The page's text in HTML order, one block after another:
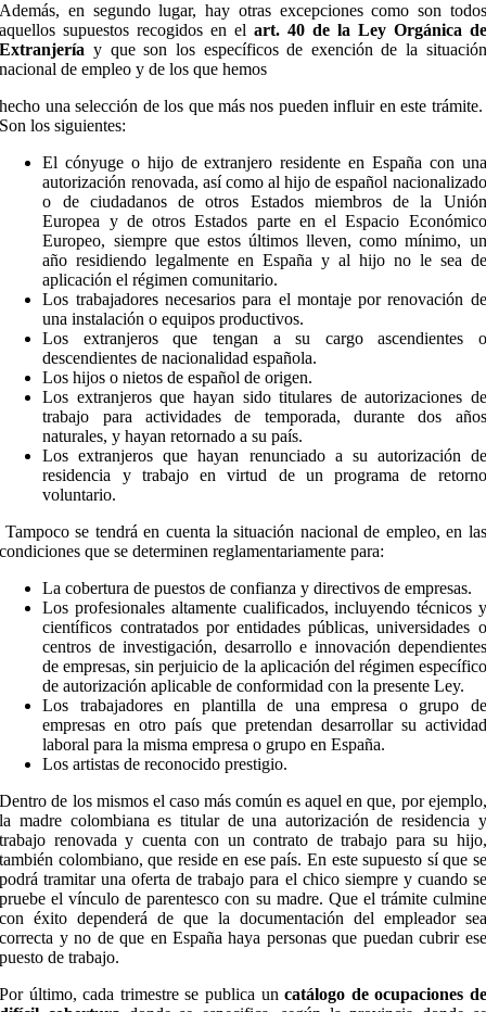
Además, en segundo lugar, hay otras excepciones como son todos
aquellos supuestos recogidos en elart. 40 de la Ley Orgánica de
Extranjería y que son los específicos de exención de la situación
nacional de empleo y de los que hemos
hecho una selección de los que más nos pueden influir en este trámite.
Son los siguientes:
El cónyuge o hijo de extranjero residente en España con una
autorización renovada, así como al hijo de español nacionalizado
o de ciudadanos de otros Estados miembros de la Unión
Europea y de otros Estados parte en el Espacio Económico
Europeo, siempre que estos últimos lleven, como mínimo, un
año residiendo legalmente en España y al hijo no le sea de
aplicación el régimen comunitario.
Los trabajadores necesarios para el montaje por renovación de
una instalación o equipos productivos.
Los extranjeros que tengan a su cargo ascendientes o
descendientes de nacionalidad española.
Los hijos o nietos de español de origen.
Los extranjeros que hayan sido titulares de autorizaciones de
trabajo para actividades de temporada, durante dos años
naturales, y hayan retornado a su país.
Los extranjeros que hayan renunciado a su autorización de
residencia y trabajo en virtud de un programa de retorno
voluntario.
Tampoco se tendrá en cuenta la situación nacional de empleo, en las
condiciones que se determinen reglamentariamente para:
La cobertura de puestos de confianza y directivos de empresas.
Los profesionales altamente cualificados, incluyendo técnicos y
científicos contratados por entidades públicas, universidades o
centros de investigación, desarrollo e innovación dependientes
de empresas, sin perjuicio de la aplicación del régimen específico
de autorización aplicable de conformidad con la presente Ley.
Los trabajadores en plantilla de una empresa o grupo de
empresas en otro país que pretendan desarrollar su actividad
laboral para la misma empresa o grupo en España.
Los artistas de reconocido prestigio.
Dentro de los mismos el caso más común es aquel en que, por ejemplo,
la madre colombiana es titular de una autorización de residencia y
trabajo renovada y cuenta con un contrato de trabajo para su hijo,
también colombiano, que reside en ese país. En este supuesto sí que se
podrá tramitar una oferta de trabajo para el chico siempre y cuando se
pruebe el vínculo de parentesco con su madre. Que el trámite culmine
con éxito dependerá de que la documentación del empleador sea
correcta y no de que en España haya personas que puedan cubrir ese
puesto de trabajo.
Por último, cada trimestre se publica uncatálogo de ocupaciones de